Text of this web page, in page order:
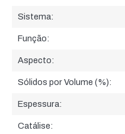
Sistema:
Função:
Aspecto:
Sólidos por Volume (%):
Espessura:
Catálise: